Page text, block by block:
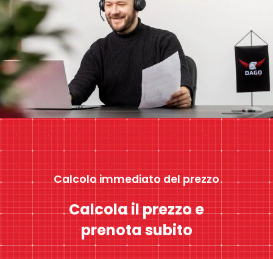
Calcolo immediato del prezzo
Calcola il prezzo e
prenota subito